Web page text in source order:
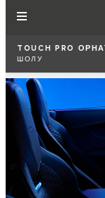
TOUCH PRO
ШОЛУ